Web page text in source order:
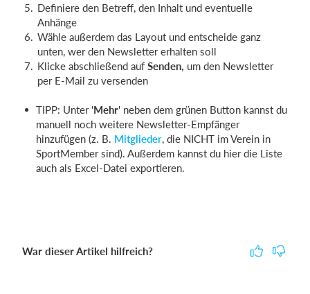
Definiere den Betreff, den Inhalt und eventuelle
Anhänge
Wähle außerdem das Layout und entscheide ganz
unten, wer den Newsletter erhalten soll
Klicke abschließend auf Senden, um den Newsletter
per E-Mail zu versenden
TIPP: Unter 'Mehr' neben dem grünen Button kannst du
manuell noch weitere Newsletter-Empfänger
hinzufügen (z. B. Mitglieder, die NICHT im Verein in
SportMember sind). Außerdem kannst du hier die Liste
auch als Excel-Datei exportieren.
War dieser Artikel hilfreich?